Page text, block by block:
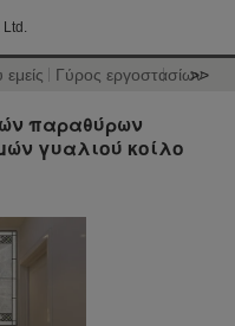
Ltd.
Γύρος εργοστασίων
>>
παραθύρων
γυαλιού κοίλο